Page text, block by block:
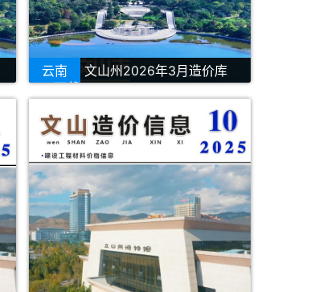
云南
文山州2026年3月造价库
PDF下载